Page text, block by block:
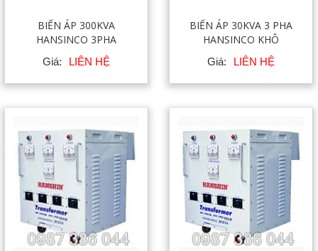
BIẾN ÁP 300KVA
HANSINCO 3PHA
Giá: LIÊN HỆ
BIẾN ÁP 30KVA 3 PHA
HANSINCO KHÔ
Giá: LIÊN HỆ